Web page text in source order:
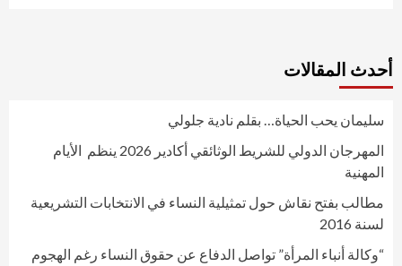
أحدث المقالات
سليمان يحب الحياة… بقلم نادية جلولي
المهرجان الدولي للشريط الوثائقي أكادير 2026 ينظم الأيام
المهنية
مطالب بفتح نقاش حول تمثيلية النساء في الانتخابات التشريعية
لسنة 2016
“وكالة أنباء المرأة” تواصل الدفاع عن حقوق النساء رغم الهجوم